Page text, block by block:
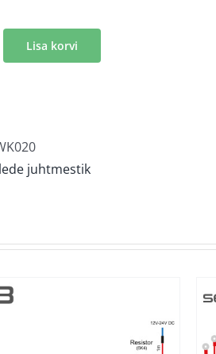
Lisa korvi
juhtmestik